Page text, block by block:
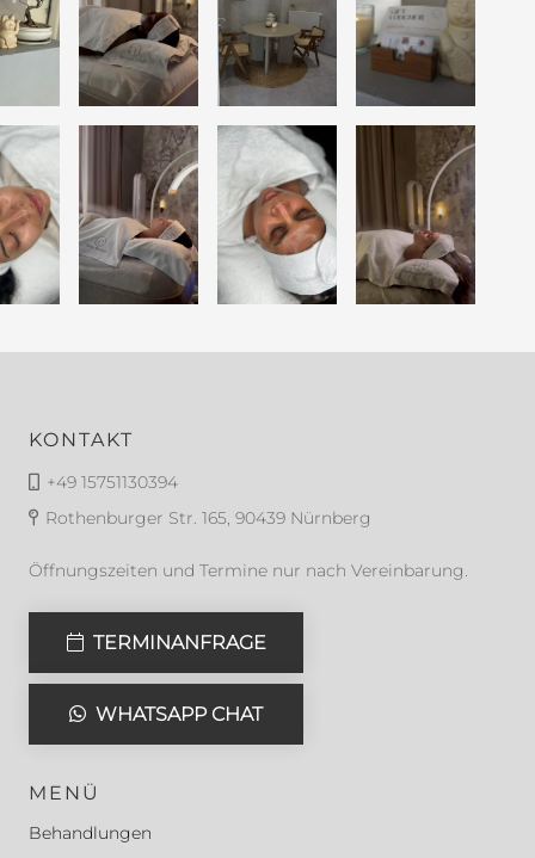
KONTAKT
+49 15751130394
Rothenburger Str. 165, 90439 Nürnberg
Öffnungszeiten und Termine nur nach Vereinbarung.
TERMINANFRAGE
WHATSAPP CHAT
MENÜ
Behandlungen